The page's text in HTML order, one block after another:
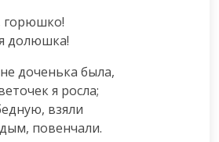
горюшко!
долюшка!
доченька была,
я росла;
взяли
повенчали.